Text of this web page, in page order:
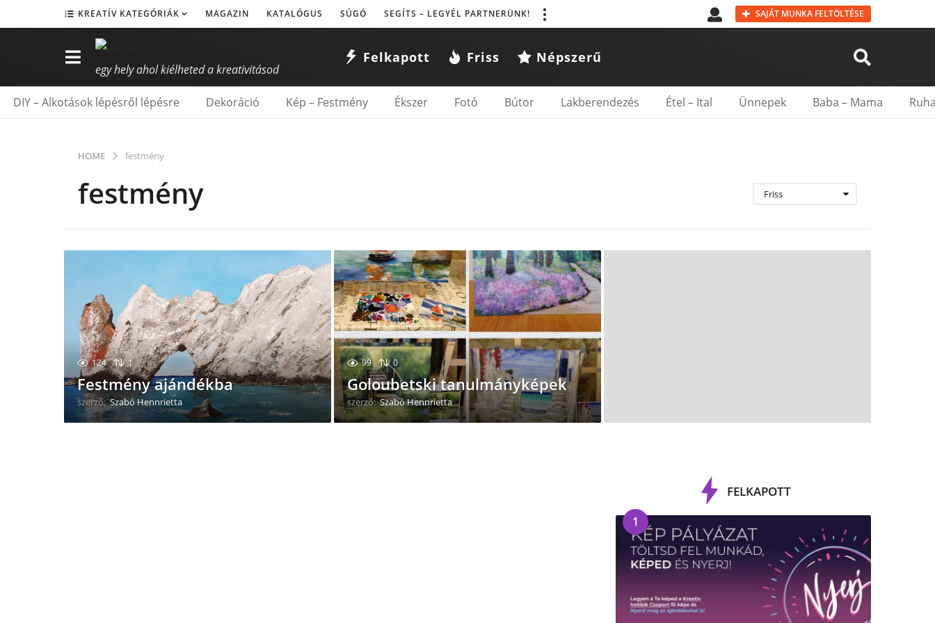
KREATÍV KATEGÓRIÁK MAGAZIN KATALÓGUS SÚGÓ SEGÍTS – LEGYÉL PARTNERÜNK! SAJÁT MUNKA FELTÖLTÉSE
egy hely ahol kiélheted a kreativitásod
Felkapott Friss Népszerű
DIY – Alkotások lépésről lépésre Dekoráció Kép – Festmény Ékszer Fotó Bútor Lakberendezés Étel – Ital Ünnepek Baba – Mama
HOME festmény
festmény Friss
124 1
Festmény ajándékba
szerző: Szabó Hennrietta
99 0
Goloubetski tanulmányképek
szerző: Szabó Hennrietta
FELKAPOTT
1